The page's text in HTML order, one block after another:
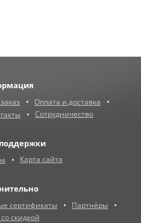
Оплата и доставка
Сотрудничество
Карта сайта
сертификаты
Партнёры
скидкой